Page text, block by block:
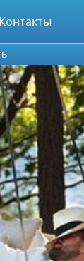
Контакты